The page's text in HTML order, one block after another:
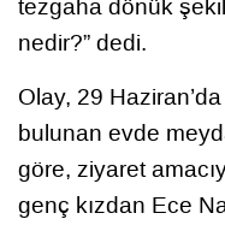
tezgaha dönük
nedir?” dedi.
Olay, 29
bulunan evde
göre, ziyaret
genç kızdan Ece